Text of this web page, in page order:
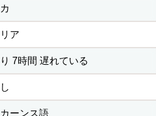
ア
7時間 遅れている
ーンス語